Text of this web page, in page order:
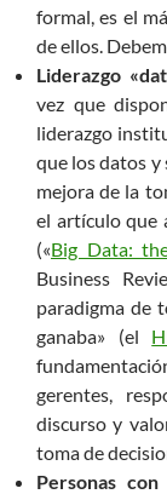
formal, es el
de ellos.
Liderazgo
vez que
liderazgo
que los datos y
mejora de la
el artículo que
(«Big Data:
Business
paradigma de
ganaba» (el
gerentes,
discurso y
toma de
Personas con